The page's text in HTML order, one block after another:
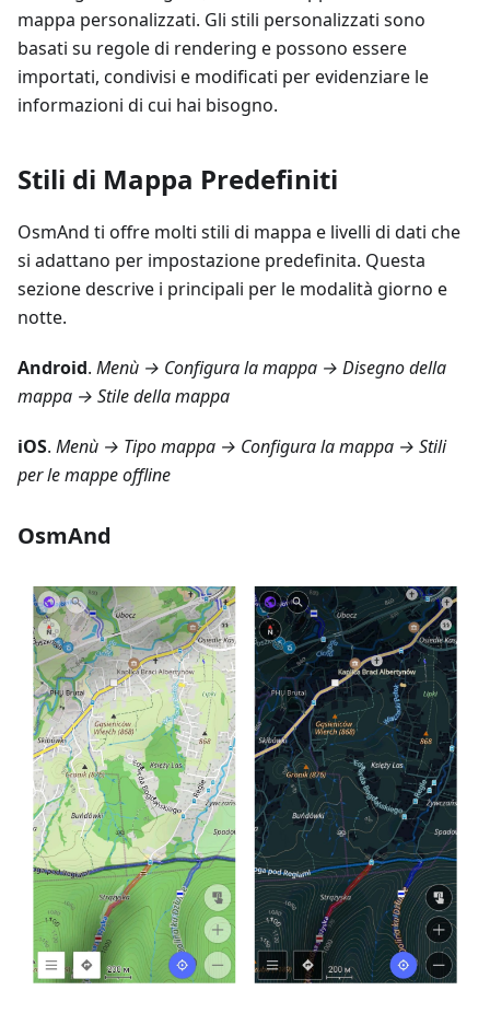
mappa personalizzati. Gli stili personalizzati sono
basati su regole di rendering e possono essere
importati, condivisi e modificati per evidenziare le
informazioni di cui hai bisogno.
Stili di Mappa Predefiniti
OsmAnd ti offre molti stili di mappa e livelli di dati che
si adattano per impostazione predefinita. Questa
sezione descrive i principali per le modalità giorno e
notte.
Android. Menù → Configura la mappa → Disegno della
mappa → Stile della mappa
iOS. Menù → Tipo mappa → Configura la mappa → Stili
per le mappe offline
OsmAnd